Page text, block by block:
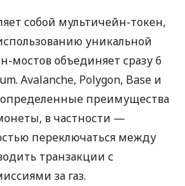
собой мультичейн-токен,
уникальной
мостов объединяет сразу 6
Avalanche, Polygon, Base и
определенные преимущества
в частности —
переключаться между
транзакции с
за газ.